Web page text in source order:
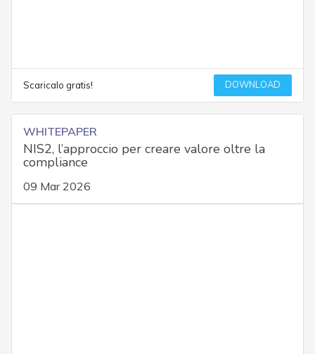
Scaricalo gratis! DOWNLOAD
WHITEPAPER
NIS2, l’approccio per creare valore oltre la
compliance
09 Mar 2026